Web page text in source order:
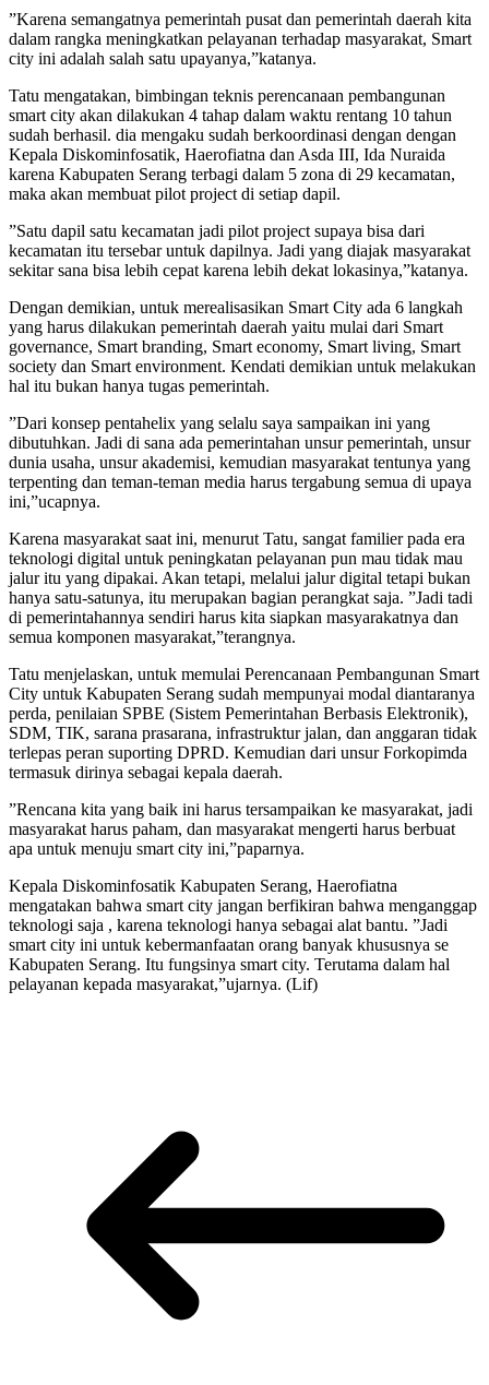
”Karena semangatnya pemerintah pusat dan pemerintah daerah kita
dalam rangka meningkatkan pelayanan terhadap masyarakat, Smart
city ini adalah salah satu upayanya,”katanya.
Tatu mengatakan, bimbingan teknis perencanaan pembangunan
smart city akan dilakukan 4 tahap dalam waktu rentang 10 tahun
sudah berhasil. dia mengaku sudah berkoordinasi dengan dengan
Kepala Diskominfosatik, Haerofiatna dan Asda III, Ida Nuraida
karena Kabupaten Serang terbagi dalam 5 zona di 29 kecamatan,
maka akan membuat pilot project di setiap dapil.
”Satu dapil satu kecamatan jadi pilot project supaya bisa dari
kecamatan itu tersebar untuk dapilnya. Jadi yang diajak masyarakat
sekitar sana bisa lebih cepat karena lebih dekat lokasinya,”katanya.
Dengan demikian, untuk merealisasikan Smart City ada 6 langkah
yang harus dilakukan pemerintah daerah yaitu mulai dari Smart
governance, Smart branding, Smart economy, Smart living, Smart
society dan Smart environment. Kendati demikian untuk melakukan
hal itu bukan hanya tugas pemerintah.
”Dari konsep pentahelix yang selalu saya sampaikan ini yang
dibutuhkan. Jadi di sana ada pemerintahan unsur pemerintah, unsur
dunia usaha, unsur akademisi, kemudian masyarakat tentunya yang
terpenting dan teman-teman media harus tergabung semua di upaya
ini,”ucapnya.
Karena masyarakat saat ini, menurut Tatu, sangat familier pada era
teknologi digital untuk peningkatan pelayanan pun mau tidak mau
jalur itu yang dipakai. Akan tetapi, melalui jalur digital tetapi bukan
hanya satu-satunya, itu merupakan bagian perangkat saja. ”Jadi tadi
di pemerintahannya sendiri harus kita siapkan masyarakatnya dan
semua komponen masyarakat,”terangnya.
Tatu menjelaskan, untuk memulai Perencanaan Pembangunan Smart
City untuk Kabupaten Serang sudah mempunyai modal diantaranya
perda, penilaian SPBE (Sistem Pemerintahan Berbasis Elektronik),
SDM, TIK, sarana prasarana, infrastruktur jalan, dan anggaran tidak
terlepas peran suporting DPRD. Kemudian dari unsur Forkopimda
termasuk dirinya sebagai kepala daerah.
”Rencana kita yang baik ini harus tersampaikan ke masyarakat, jadi
masyarakat harus paham, dan masyarakat mengerti harus berbuat
apa untuk menuju smart city ini,”paparnya.
Kepala Diskominfosatik Kabupaten Serang, Haerofiatna
mengatakan bahwa smart city jangan berfikiran bahwa menganggap
teknologi saja , karena teknologi hanya sebagai alat bantu. ”Jadi
smart city ini untuk kebermanfaatan orang banyak khususnya se
Kabupaten Serang. Itu fungsinya smart city. Terutama dalam hal
pelayanan kepada masyarakat,”ujarnya. (Lif)